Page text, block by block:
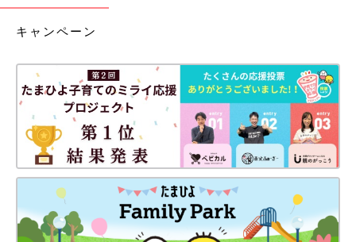
ねんねルーティンは医学研究でも眠りを安定させるということが
証明されています。毎日一貫性を持ったねんねルーティンを行う
【対策３】起きていられる時間＝活動時間を意識する
キャンペーン